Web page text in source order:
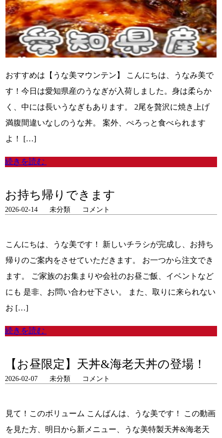
おすすめは【うな美マウンテン】 こんにちは、うなみ美で
す！今日は愛知県産のうなぎが入荷しました。身は柔らか
く、中には長いうなぎもあります。 2尾を贅沢に焼き上げ
満腹間違いなしのうな丼。 案外、ぺろっと食べられます
よ！ […]
続きを読む
お持ち帰りできます
2026-02-14 未分類 コメント
こんにちは、うな美です！ 新しいチラシが完成し、お持ち
帰りのご案内をさせていただきます。 お一つから注文でき
ます。 ご家族のお集まりや会社のお昼ご飯、イベントなど
にも 是非、お問い合わせ下さい。 また、取りに来られない
お […]
続きを読む
【お昼限定】天丼&海老天丼の登場！
2026-02-07 未分類 コメント
見て！このボリューム こんばんは、うな美です！ この動画
を見た方、明日から新メニュー、うな美特製天丼&海老天